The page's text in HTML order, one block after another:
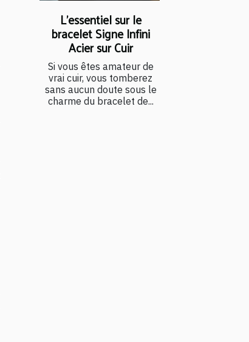
L’essentiel sur le
bracelet Signe Infini
Acier sur Cuir
Si vous êtes amateur de
vrai cuir, vous tomberez
sans aucun doute sous le
charme du bracelet de...